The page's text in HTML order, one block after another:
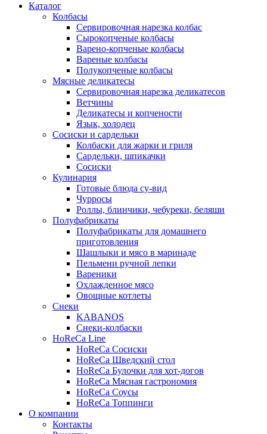
Каталог
Колбасы
Сервировочная нарезка колбас
Сырокопченые колбасы
Варено-копченые колбасы
Вареные колбасы
Полукопченые колбасы
Мясные деликатесы
Сервировочная нарезка деликатесов
Ветчины
Деликатесы и копчености
Язык, холодец
Сосиски и сардельки
Колбаски для жарки и гриля
Сардельки, шпикачки
Сосиски
Кулинария
Готовые блюда су-вид
Чурросы
Роллы, блинчики, чебуреки, беляши
Полуфабрикаты
Полуфабрикаты для домашнего
приготовления
Шашлыки и мясо в маринаде
Пельмени ручной лепки
Вареники
Охлажденное мясо
Овощные котлеты
Снеки
KABANOS
Снеки-колбаски
HoReCa Line
HoReCa Сосиски
HoReCa Шведский стол
HoReCa Булочки для хот-догов
HoReCa Мясная гастрономия
HoReCa Соусы
HoReCa Топпинги
О компании
Контакты